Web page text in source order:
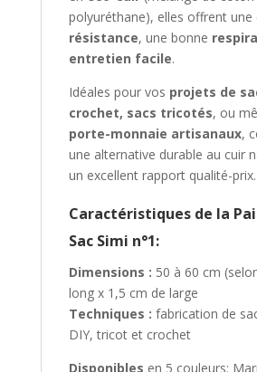
polyuréthane), elles offrent une
résistance, une bonne
entretien facile.
Idéales pour vos projets de
crochet, sacs tricotés, ou
porte-monnaie artisanaux,
une alternative durable au cuir
un excellent rapport qualité-prix.
Caractéristiques de la
Sac Simi n°1:
Dimensions : 50 à 60 cm
long x 1,5 cm de large
Techniques : fabrication de
DIY, tricot et crochet
Disponibles en 5 couleurs: